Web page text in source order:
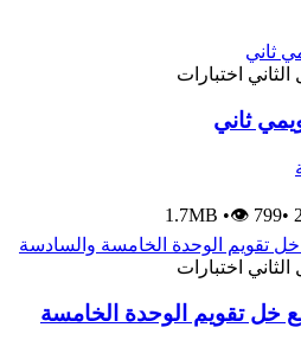
اختبارات
1.7MB •
اختبارات
الوحدة الخامسة